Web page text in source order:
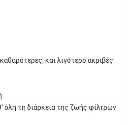
και λιγότερο ακριβές
όλη τη διάρκεια της ζωής φίλτρων